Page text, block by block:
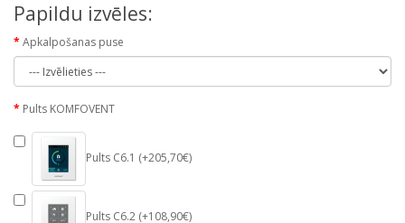
Papildu izvēles:
Apkalpošanas puse
Pults KOMFOVENT
Pults C6.1 (+205,70€)
Pults C6.2 (+108,90€)